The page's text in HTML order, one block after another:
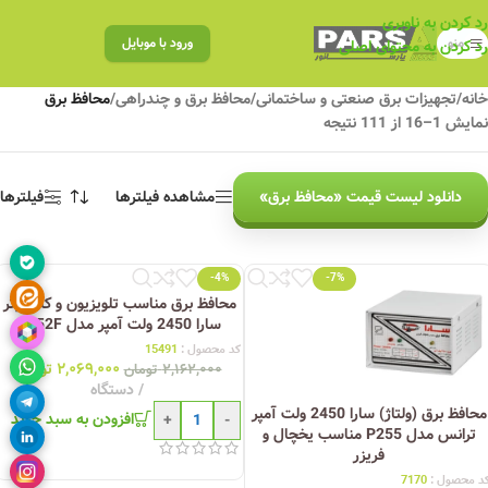
رد کردن به ناوبری
رد کردن به محتوای اصلی
منو ورود با موبایل
خانه/تجهیزات برق صنعتی و ساختمانی/محافظ برق و چندراهی/محافظ برق
نمایش 1–16 از 111 نتیجه
دانلود لیست قیمت «محافظ برق» مشاهده فیلترها فیلترها
-7%
محافظ برق (ولتاژ) سارا 2450 ولت آمپر
ترانس مدل P255 مناسب یخچال و
فریزر
محصول : 7170
-4%
محافظ برق مناسب تلویزیون و کامپیوتر
سارا 2450 ولت آمپر مدل P152F
کد محصول : 15491
۲,۱۶۲,۰۰۰ تومان ۲,۰۶۹,۰۰۰ تومان
دستگاه
-
+ افزودن به سبد خرید